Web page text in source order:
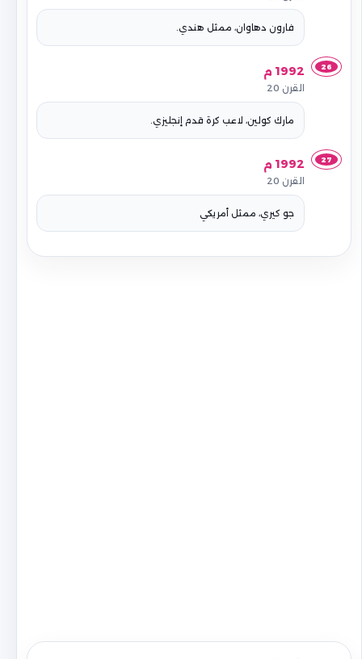
فارون دهاوان، ممثل هندي.
26 1992 م
القرن 20
مارك كولين، لاعب كرة قدم إنجليزي.
27 1992 م
القرن 20
جو كيري، ممثل أمريكي